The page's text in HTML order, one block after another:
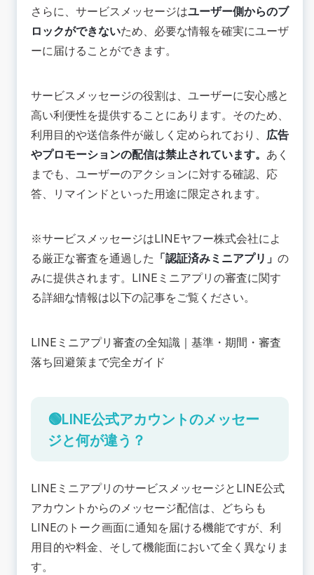
さらに、サービスメッセージはユーザー側からのブ
ロックができないため、必要な情報を確実にユーザ
ーに届けることができます。
サービスメッセージの役割は、ユーザーに安心感と
高い利便性を提供することにあります。そのため、
利用目的や送信条件が厳しく定められており、 広告
やプロモーションの配信は禁止されています。 あく
までも、ユーザーのアクションに対する確認、応
答、リマインドといった用途に限定されます。
※サービスメッセージはLINEヤフー株式会社によ
る厳正な審査を通過した 「認証済みミニアプリ」 の
みに提供されます。LINEミニアプリの審査に関す
る詳細な情報は以下の記事をご覧ください。
LINEミニアプリ審査の全知識｜基準・期間・審査
落ち回避策まで完全ガイド
🟢LINE公式アカウントのメッセー
ジと何が違う？
LINEミニアプリのサービスメッセージとLINE公式
アカウントからのメッセージ配信は、どちらも
LINEのトーク画面に通知を届ける機能ですが、利
用目的や料金、そして機能面において全く異なりま
す。